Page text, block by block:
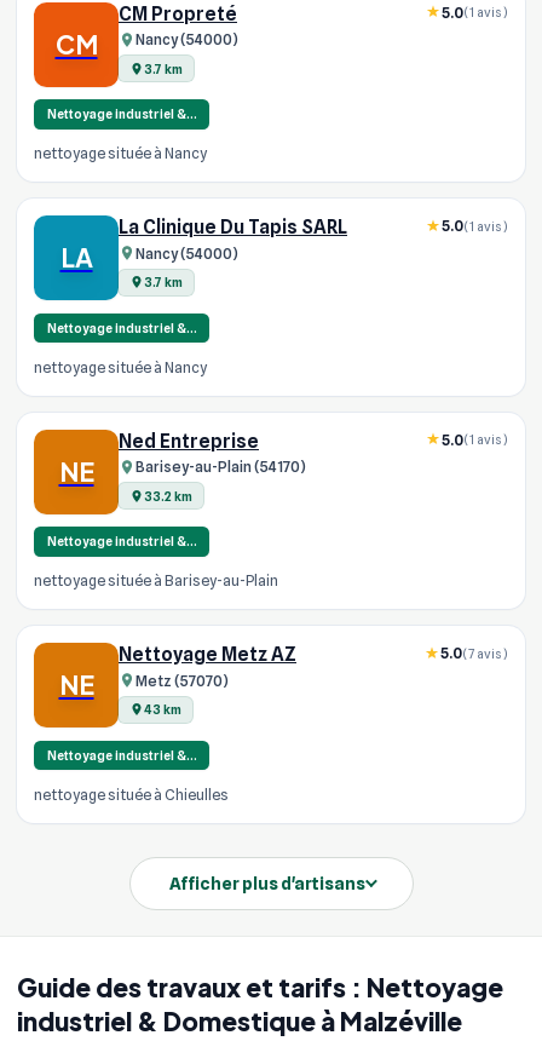
Guide des travaux et tarifs : Nettoyage
industriel & Domestique à Malzéville
CM
CM Propreté
Nancy (54000)
3.7 km
5.0(1 avis)
Nettoyage industriel &…
nettoyage située à Nancy
LA
La Clinique Du Tapis SARL
Nancy (54000)
3.7 km
5.0(1 avis)
Nettoyage industriel &…
nettoyage située à Nancy
NE
Ned Entreprise
Barisey-au-Plain (54170)
33.2 km
5.0(1 avis)
Nettoyage industriel &…
nettoyage située à Barisey-au-Plain
NE
Nettoyage Metz AZ
Metz (57070)
43 km
5.0(7 avis)
Nettoyage industriel &…
nettoyage située à Chieulles
Afficher plus d'artisans